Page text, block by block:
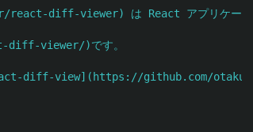
diff-viewer) は React アプリケーション
diff-viewer/)です。
diff-view](https://github.com/